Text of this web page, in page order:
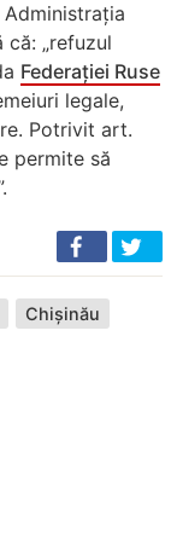
„refuzul
Federației Ruse
legale,
Potrivit art.
permite să
Chișinău